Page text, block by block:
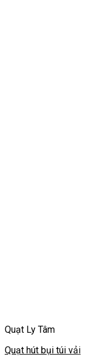
Quạt Ly Tâm
Quạt hút bụi túi vải